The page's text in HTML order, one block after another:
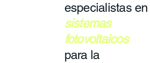
especialistas en
sistemas
fotovoltaicos
para la